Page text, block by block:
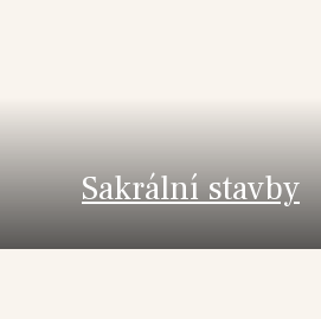
Sakrální stavby